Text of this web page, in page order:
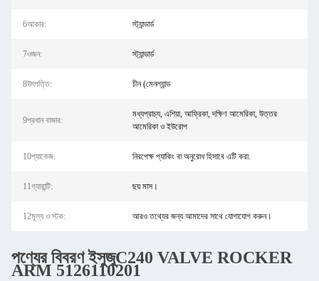
6আকার: স্ট্যান্ডার্ড
7ওজন: স্ট্যান্ডার্ড
8উৎপত্তি: চীন (মেনল্যান্ড
9প্রধান বাজার:
মধ্যপ্রাচ্য, এশিয়া, আফ্রিকা, দক্ষিণ আমেরিকা, উত্তর
আমেরিকা ও ইউরোপ
10প্যাকেজ: নিরপেক্ষ প্যাকিং বা অনুরোধ হিসাবে এটি করা.
11গ্যারান্টি: ছয় মাস।
12মূল্য ও স্টক: আরও তথ্যের জন্য আমাদের সাথে যোগাযোগ করুন।
পণ্যের বিবরণ ইসুজুC240 VALVE ROCKER
ARM 5126110201